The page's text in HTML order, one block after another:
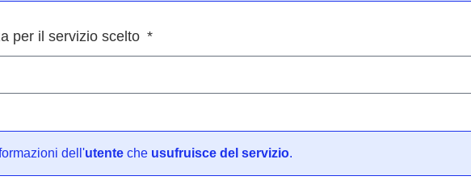
per il servizio scelto
dell'utente che usufruisce del servizio.